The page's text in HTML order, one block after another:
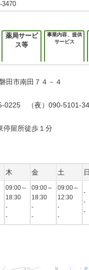
3470
薬局サービ
ス等
事業内容、提供
サービス
田市南田７４－４
0225 （夜）090-5101-
停留所徒歩１分
木 金 土
09:00～
18:30
-
-
09:00～
18:30
-
-
09:00～
12:30
-
-
-
-
-